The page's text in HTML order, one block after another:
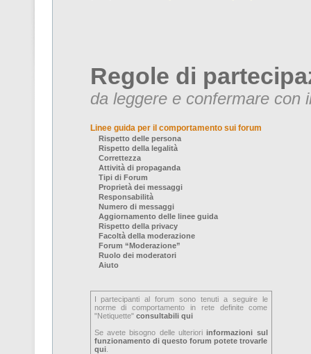
Regole di
da leggere e confermare con
Linee guida per il comportamento sui forum
Rispetto delle persona
Rispetto della legalità
Correttezza
Attività di propaganda
Tipi di Forum
Proprietà dei messaggi
Responsabilità
Numero di messaggi
Aggiornamento delle linee guida
Rispetto della privacy
Facoltà della moderazione
Forum “Moderazione”
Ruolo dei moderatori
Aiuto
I partecipanti al forum sono tenuti a seguire le
norme di comportamento in rete definite come
"Netiquette" consultabili qui
Se avete bisogno delle ulterioriinformazioni sul
funzionamento di questo forum potete trovarle
qui.